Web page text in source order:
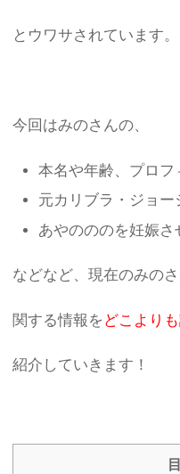
とウワサされています。
今回はみのさんの、
本名や年齢、プロフ
元カリブラ・ジョー
あやのののを妊娠さ
などなど、現在のみの
関する情報をどこよりも
紹介していきます！